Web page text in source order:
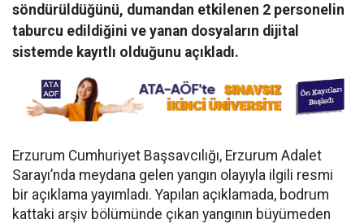
söndürüldüğünü, dumandan etkilenen 2 personelin
taburcu edildiğini ve yanan dosyaların dijital
sistemde kayıtlı olduğunu açıkladı.
Erzurum Cumhuriyet Başsavcılığı, Erzurum Adalet
Sarayı’nda meydana gelen yangın olayıyla ilgili resmi
bir açıklama yayımladı. Yapılan açıklamada, bodrum
kattaki arşiv bölümünde çıkan yangının büyümeden